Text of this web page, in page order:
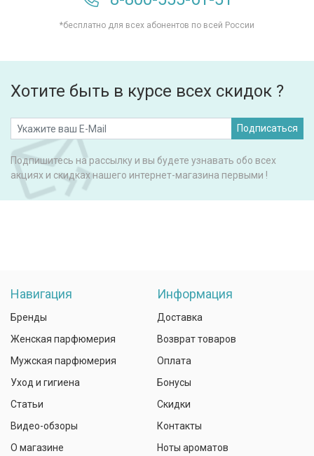
*бесплатно для всех абонентов по всей России
Хотите быть в курсе всех скидок ?
Подписаться
Подпишитесь на рассылку и вы будете узнавать обо всех
акциях и скидках нашего интернет-магазина первыми !
Навигация
Бренды
Женская парфюмерия
Мужская парфюмерия
Уход и гигиена
Статьи
Видео-обзоры
О магазине
Информация
Доставка
Возврат товаров
Оплата
Бонусы
Скидки
Контакты
Ноты ароматов